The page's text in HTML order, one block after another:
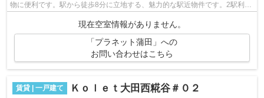
物に便利です。駅から徒歩8分に立地する、魅力的な駅近物件です。2駅利用
現在空室情報がありません。
「プラネット蒲田」への
お問い合わせはこちら
賃貸 | 一戸建て Ｋｏｌｅｔ大田西糀谷＃０２